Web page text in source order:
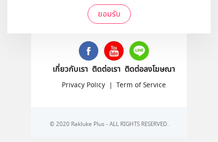
ยอมรับ
ติดตามเราได้ที่
เกี่ยวกับเรา ติดต่อเรา ติดต่อลงโฆษณา
Privacy Policy | Term of Service
© 2020 Rakluke Plus - ALL RIGHTS RESERVED.